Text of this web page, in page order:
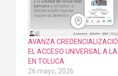
AVANZA
EL ACCESO UNIVERSAL A
EN TOLUCA
26 mayo, 2026